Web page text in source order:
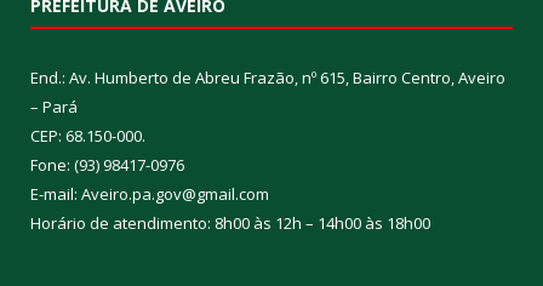
PREFEITURA DE AVEIRO
End.: Av. Humberto de Abreu Frazão, nº 615, Bairro Centro, Aveiro
– Pará
CEP: 68.150-000.
Fone: (93) 98417-0976
E-mail: Aveiro.pa.gov@gmail.com
Horário de atendimento: 8h00 às 12h – 14h00 às 18h00